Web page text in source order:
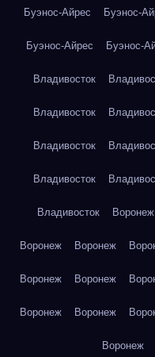
Буэнос-Айрес Буэнос-
Буэнос-Айрес Буэнос-
Владивосток
Владивосток
Владивосток
Владивосток
Владивосток Воронеж
Воронеж Воронеж
Воронеж Воронеж
Воронеж Воронеж
Воронеж